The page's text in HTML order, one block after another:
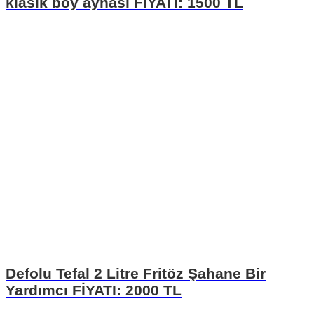
Defolu Tefal 2 Litre Fritöz Şahane Bir
Yardımcı FİYATI: 2000 TL